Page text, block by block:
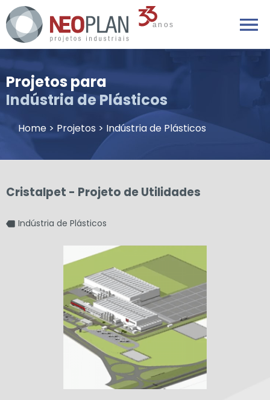
Projetos para
Indústria de Plásticos
Home > Projetos > Indústria de Plásticos
Cristalpet - Projeto de Utilidades
Indústria de Plásticos